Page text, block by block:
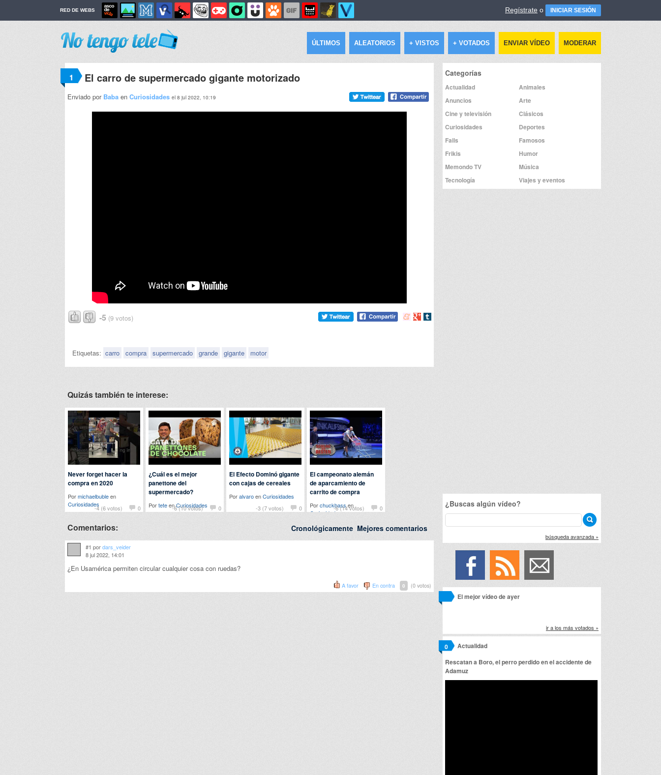
RED DE WEBS Regístrate o INICIAR SESIÓN
ÚLTIMOS ALEATORIOS + VISTOS + VOTADOS ENVIAR VÍDEO MODERAR
1 El carro de supermercado gigante motorizado
Enviado por Baba en Curiosidades el 8 jul 2022, 10:19
-5 (9 votos)
Compartir
Compartir
Compartir
Etiquetas: carro compra supermercado grande gigante motor
Quizás también te interese:
-4 (6 votos) 0
Never forget hacer la
compra en 2020
Pormichaelbubleen
Curiosidades
-6 (10 votos) 0
¿Cuál es el mejor
panettone del
supermercado?
PorteteenCuriosidades -3 (7 votos) 0
El Efecto Dominó gigante
con cajas de cereales
PoralvaroenCuriosidades
-6 (14 votos)
0
El campeonato alemán
de aparcamiento de
carrito de compra
Porchuckbassen
Curiosidades
Comentarios: Mejores comentarios
Cronológicamente
#1 pordars_veider
8 jul 2022, 14:01
¿En Usamérica permiten circular cualquier cosa con ruedas?
A favor En contra 0 (0 votos)
Categorías
Actualidad
Animales
Anuncios
Arte
Cine y televisión
Clásicos
Curiosidades
Deportes
Fails
Famosos
Frikis
Humor
Memondo TV
Música
Tecnología
Viajes y eventos
¿Buscas algún vídeo?
búsqueda avanzada »
El mejor vídeo de ayer
ir a los más votados »
Actualidad
0
Rescatan a Boro, el perro perdido en el accidente de
Adamuz